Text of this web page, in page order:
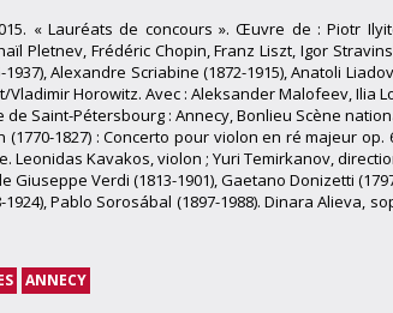
« Lauréats de concours ». Œuvre de : Piotr
Pletnev, Frédéric Chopin, Franz Liszt, Igor
Alexandre Scriabine (1872-1915), Anatoli
Vladimir Horowitz. Avec : Aleksander Malofeev, Ilia
Saint-Pétersbourg : Annecy, Bonlieu Scène
(1770-1827) : Concerto pour violon en ré majeur
Leonidas Kavakos, violon ; Yuri Temirkanov,
Giuseppe Verdi (1813-1901), Gaetano Donizetti
1924), Pablo Sorosábal (1897-1988). Dinara Alieva,
ANNECY